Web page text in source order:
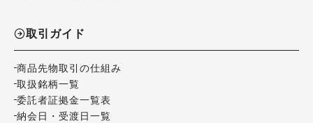
取引ガイド
商品先物取引の仕組み
取扱銘柄一覧
委託者証拠金一覧表
納会日・受渡日一覧